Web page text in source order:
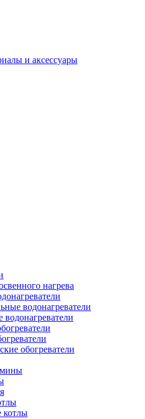
и аксессуары
нагрева
водонагреватели
обогреватели
котлы